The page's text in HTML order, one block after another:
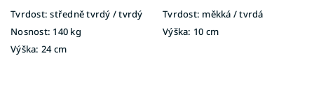
Tvrdost: středně tvrdý / tvrdý
Nosnost: 140 kg
Výška: 24 cm
Tvrdost: měkká / tvrdá
Výška: 10 cm